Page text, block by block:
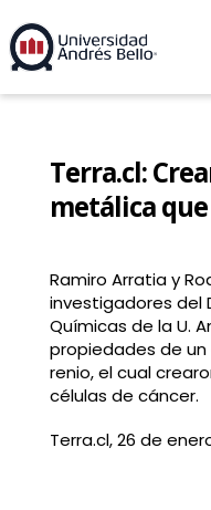
Terra.cl:
metálica
Ramiro Arratia y
investigadores del
Químicas de la U.
propiedades de
renio, el cual
células de cáncer.
Terra.cl, 26 de